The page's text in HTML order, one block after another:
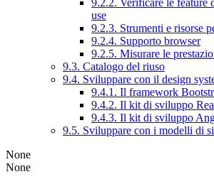
9.2.2. Verificare le feature
use
9.2.3. Strumenti e risorse
9.2.4. Supporto browser
9.2.5. Misurare le
9.3. Catalogo del riuso
9.4. Sviluppare con il design
9.4.1. Il framework
9.4.2. Il kit di sviluppo
9.4.3. Il kit di sviluppo
9.5. Sviluppare con i modelli di
None
None